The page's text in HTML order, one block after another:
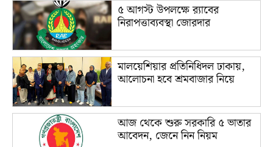
৫ আগস্ট উপলক্ষে র‌্যাবের
নিরাপত্তাব্যবস্থা জোরদার
মালয়েশিয়ার প্রতিনিধিদল ঢাকায়,
আলোচনা হবে শ্রমবাজার নিয়ে
আজ থেকে শুরু সরকারি ৫ ভাতার
আবেদন, জেনে নিন নিয়ম